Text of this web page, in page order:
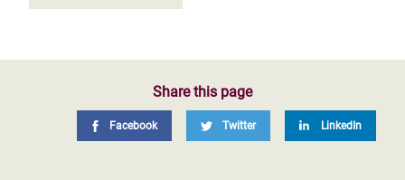
Share this page
Facebook Twitter LinkedIn